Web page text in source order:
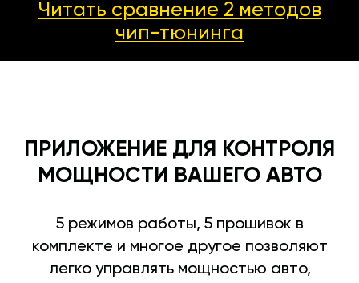
Читать сравнение 2 методов
чип-тюнинга
ПРИЛОЖЕНИЕ ДЛЯ КОНТРОЛЯ
МОЩНОСТИ ВАШЕГО АВТО
5 режимов работы, 5 прошивок в
комплекте и многое другое позволяют
легко управлять мощностью авто,